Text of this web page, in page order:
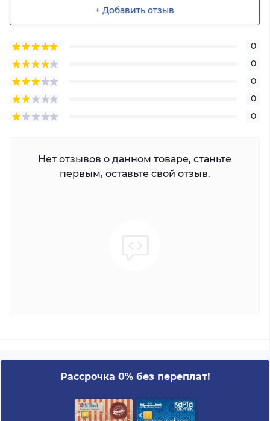
+ Добавить отзыв
0
0
0
0
0
Нет отзывов о данном товаре, станьте
первым, оставьте свой отзыв.
Рассрочка 0% без переплат!